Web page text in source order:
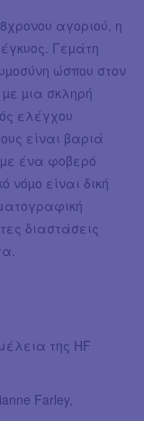
αγοριού, η
Γεµάτη
ώσπου στον
µια σκληρή
ελέγχου
είναι βαριά
ένα φοβερό
είναι δική
διαστάσεις
της HF
Farley,